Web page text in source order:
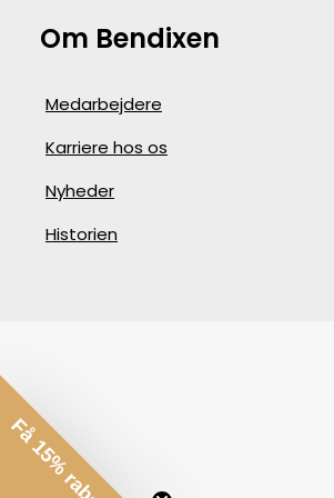
Om Bendixen
Medarbejdere
Karriere hos os
Nyheder
Historien
Få 15% rabat*